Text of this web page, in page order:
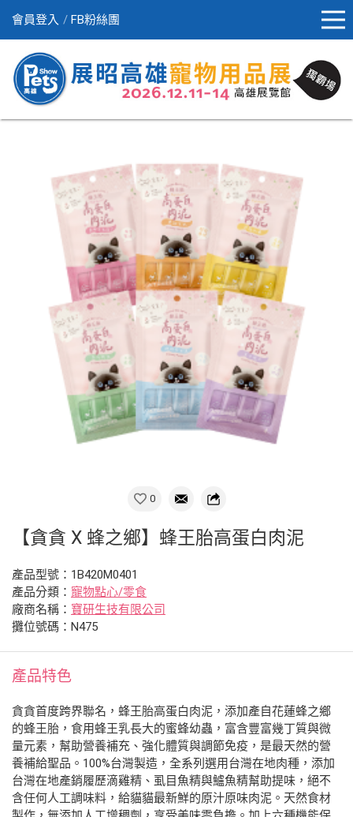
會員登入 FB粉絲團
0
【貪貪 X 蜂之鄉】蜂王胎高蛋白肉泥
產品型號：1B420M0401
產品分類： 寵物點心/零食
廠商名稱： 寶研生技有限公司
攤位號碼：N475
產品特色
貪貪首度跨界聯名，蜂王胎高蛋白肉泥，添加產自花蓮蜂之鄉
的蜂王胎，食用蜂王乳長大的蜜蜂幼蟲，富含豐富幾丁質與微
量元素，幫助營養補充、強化體質與調節免疫，是最天然的營
養補給聖品。100%台灣製造，全系列選用台灣在地肉種，添加
台灣在地產銷履歷滴雞精、虱目魚精與鱸魚精幫助提味，絕不
含任何人工調味料，給貓貓最新鮮的原汁原味肉泥。天然食材